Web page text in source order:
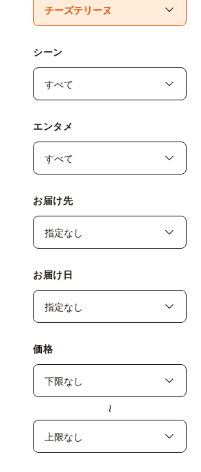
シーン
エンタメ
お届け先
お届け日
価格
〜